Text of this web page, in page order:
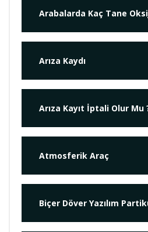
Arabalarda Kaç Tane
Arıza Kaydı
Arıza Kayıt İptali Olur Mu
Atmosferik Araç
Biçer Döver Yazılım